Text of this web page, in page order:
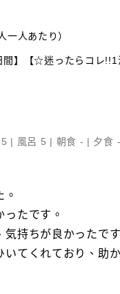
人あたり）
間】【☆迷ったらコレ
| 風呂 5 | 朝食 - | 夕食
たです。
持ちが良かったです
いてくれており、